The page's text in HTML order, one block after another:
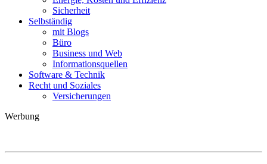
Sicherheit
Selbständig
mit Blogs
Büro
Business und Web
Informationsquellen
Software & Technik
Recht und Soziales
Versicherungen
Werbung